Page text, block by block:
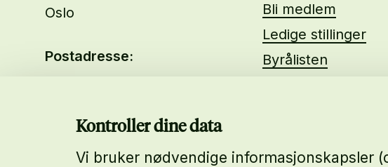
Kontroller dine data
Vi bruker nødvendige informasjonskapsler
Oslo
Postadresse:
Telefon:
Bli medlem
Ledige stillinger
Byrålisten